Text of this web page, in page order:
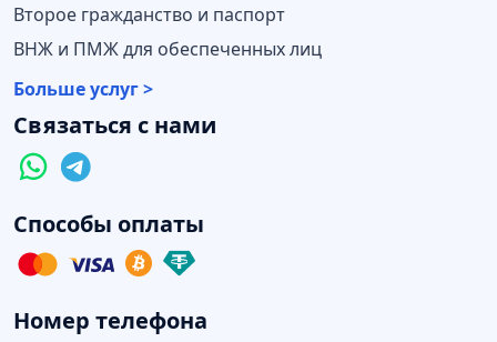
Второе гражданство и паспорт
ВНЖ и ПМЖ для обеспеченных лиц
Больше услуг >
Связаться с нами
Способы оплаты
Номер телефона